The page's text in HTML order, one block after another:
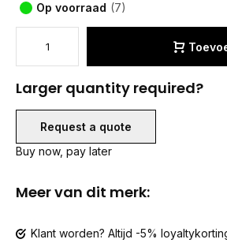
Op voorraad (7)
Larger quantity required?
Request a quote
Buy now, pay later
Meer van dit merk:
Klant worden? Altijd -5%